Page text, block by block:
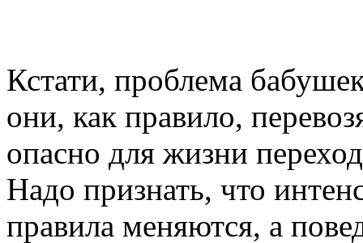
Кстати, проблема
они, как правило,
опасно для жизни
Надо признать, что
правила меняются, а